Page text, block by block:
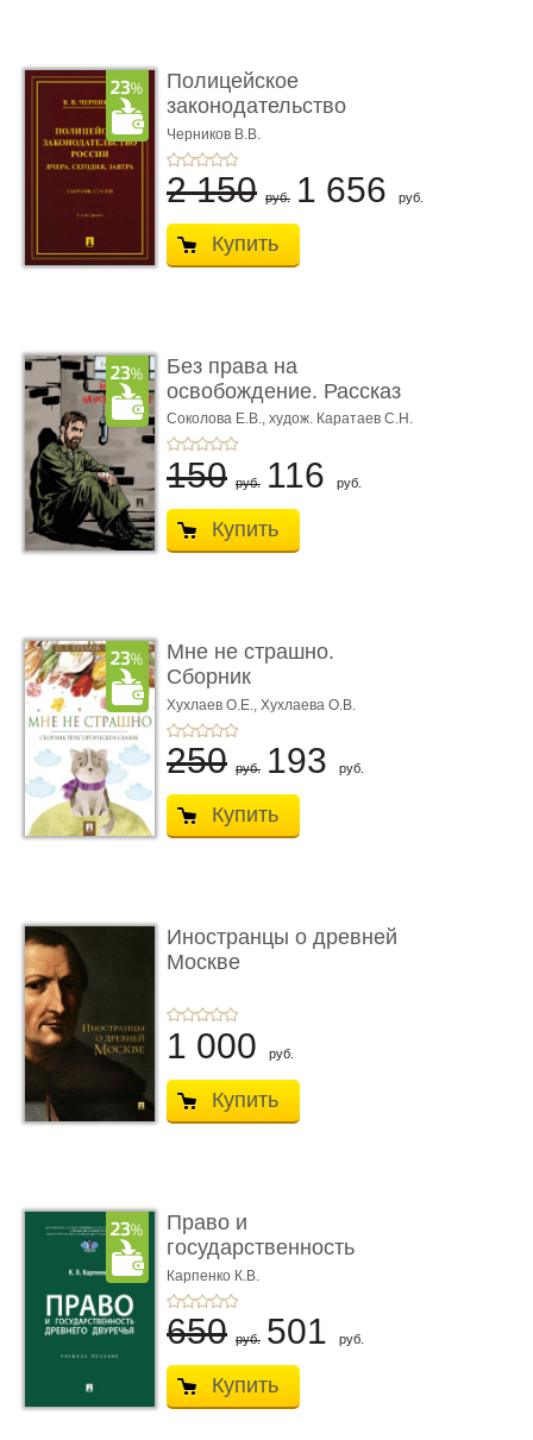
Полицейское
законодательство
России: вчера, с� ...
Черников В.В.
2 150 руб. 1 656 руб.
Купить
Без права на
освобождение. Рассказ
Соколова Е.В., худож. Каратаев С.Н.
150 руб. 116 руб.
Купить
Мне не страшно.
Сборник
терапевтических
сказо� ...
Хухлаев О.Е., Хухлаева О.В.
250 руб. 193 руб.
Купить
Иностранцы о древней
Москве
1 000 руб.
Купить
Право и
государственность
Древнего Двуречья. �
...
Карпенко К.В.
650 руб. 501 руб.
Купить